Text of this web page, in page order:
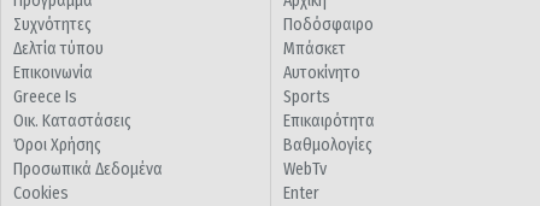
Συχνότητες
Δελτία τύπου
Επικοινωνία
Greece Is
Οικ. Καταστάσεις
Όροι Χρήσης
Προσωπικά Δεδομένα
Cookies
Ποδόσφαιρο
Μπάσκετ
Αυτοκίνητο
Sports
Επικαιρότητα
Βαθμολογίες
WebTv
Enter